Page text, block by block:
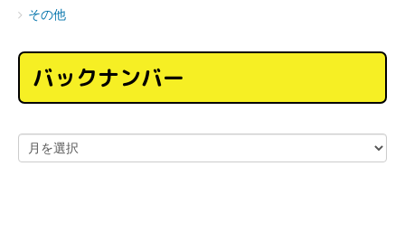
その他
バックナンバー